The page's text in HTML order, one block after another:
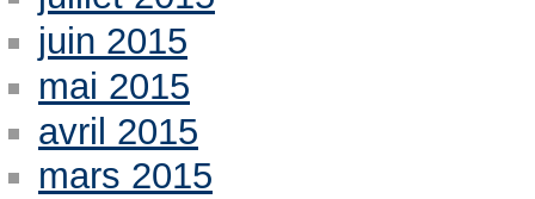
juin 2015
mai 2015
avril 2015
mars 2015